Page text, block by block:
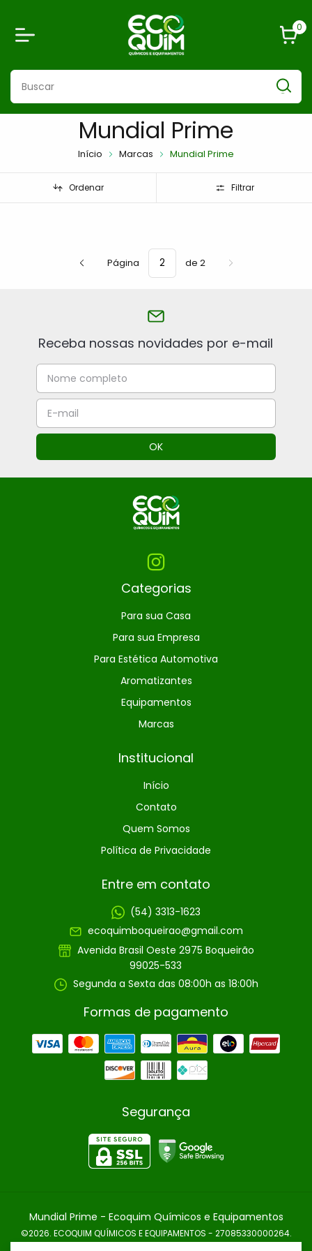
0
Mundial Prime
Início Marcas Mundial Prime
Ordenar Filtrar
Página de 2
Receba nossas novidades por e-mail
Categorias
Para sua Casa
Para sua Empresa
Para Estética Automotiva
Aromatizantes
Equipamentos
Marcas
Institucional
Início
Contato
Quem Somos
Política de Privacidade
Entre em contato
(54) 3313-1623
ecoquimboqueirao@gmail.com
Avenida Brasil Oeste 2975 Boqueirão
99025-533
Segunda a Sexta das 08:00h as 18:00h
Formas de pagamento
Segurança
Mundial Prime - Ecoquim Químicos e Equipamentos
©2026. ECOQUIM QUÍMICOS E EQUIPAMENTOS - 27085330000264.
Todos os direitos reservados.